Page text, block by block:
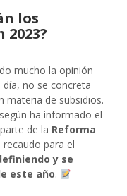
los
mucho la opinión
no se concreta
materia de subsidios.
ha informado el
de la Reforma
para el
y se
este año.